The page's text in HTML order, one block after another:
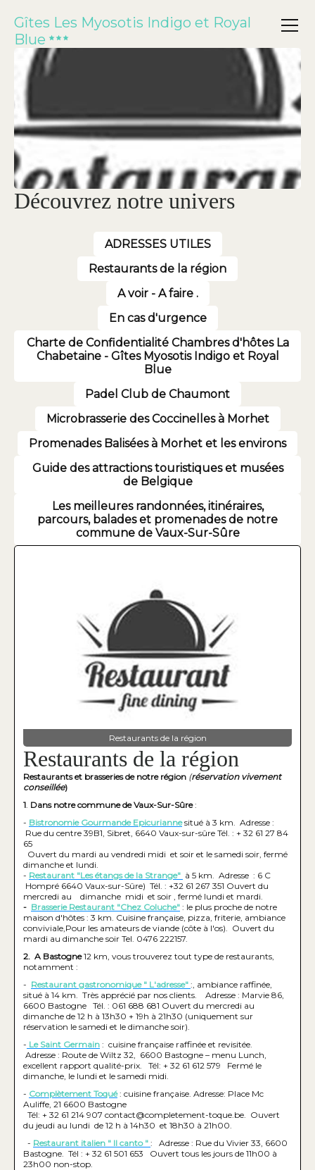
Gîtes Les Myosotis Indigo et Royal
Blue
Découvrez notre univers
ADRESSES UTILES
Restaurants de la région
A voir - A faire .
En cas d'urgence
Charte de Confidentialité Chambres d'hôtes La
Chabetaine - Gîtes Myosotis Indigo et Royal
Blue
Padel Club de Chaumont
Microbrasserie des Coccinelles à Morhet
Promenades Balisées à Morhet et les environs
Guide des attractions touristiques et musées
de Belgique
Les meilleures randonnées, itinéraires,
parcours, balades et promenades de notre
commune de Vaux-Sur-Sûre
Restaurants de la région
Restaurants de la région
Restaurants et brasseries de notre région (réservation vivement
conseillée)
1 Dans notre commune de Vaux-Sur-Sûre:
- Bistronomie Gourmande Epicuriannesitué à 3 km. Adresse :
Rue du centre 39B1, Sibret, 6640 Vaux-sur-sûre Tél. : + 32 61 27 84
65
Ouvert du mardi au vendredi midi et soir et le samedi soir, fermé
dimanche et lundi.
- Restaurant "Les étangs de la Strange" à 5 km. Adresse : 6 C
Hompré 6640 Vaux-sur-Sûre) Tél. : +32 61 267 351 Ouvert du
mercredi au dimanche midi et soir , fermé lundi et mardi.
- Brasserie Restaurant "Chez Coluche" : le plus proche de notre
maison d'hôtes : 3 km. Cuisine française, pizza, friterie, ambiance
conviviale,Pour les amateurs de viande (côte à l'os). Ouvert du
mardi au dimanche soir Tel. 0476 222157.
2. A Bastogne12 km, vous trouverez tout type de restaurants,
notamment :
- Restaurant gastronomique " L'adresse" :, ambiance raffinée,
situé à 14 km. Très apprécié par nos clients. Adresse : Marvie 86,
6600 Bastogne Tél. : 061 688 681 Ouvert du mercredi au
dimanche de 12 h à 13h30 + 19h à 21h30 (uniquement sur
réservation le samedi et le dimanche soir).
- Le Saint Germain : cuisine française raffinée et revisitée.
Adresse : Route de Wiltz 32, 6600 Bastogne – menu Lunch,
excellent rapport qualité-prix. Tél: + 32 61 612 579 Fermé le
dimanche, le lundi et le samedi midi.
- Complètement Toqué: cuisine française. Adresse: Place Mc
Auliffe, 21 6600 Bastogne
Tél: + 32 61 214 907 contact@completement-toque.be. Ouvert
du jeudi au lundi de 12 h à 14h30 et 18h30 à 21h00.
- Restaurant italien " Il canto " : Adresse : Rue du Vivier 33, 6600
Bastogne. Tél : + 32 61 501 653 Ouvert tous les jours de 11h00 à
23h00 non-stop.